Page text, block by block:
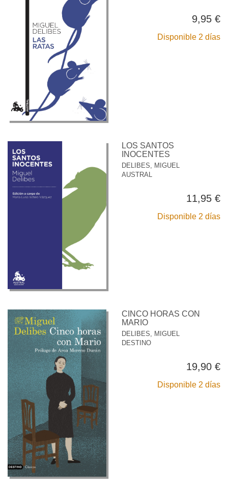
9,95 €
Disponible 2 días
LOS SANTOS
INOCENTES
DELIBES, MIGUEL
AUSTRAL
11,95 €
Disponible 2 días
CINCO HORAS CON
MARIO
DELIBES, MIGUEL
DESTINO
19,90 €
Disponible 2 días